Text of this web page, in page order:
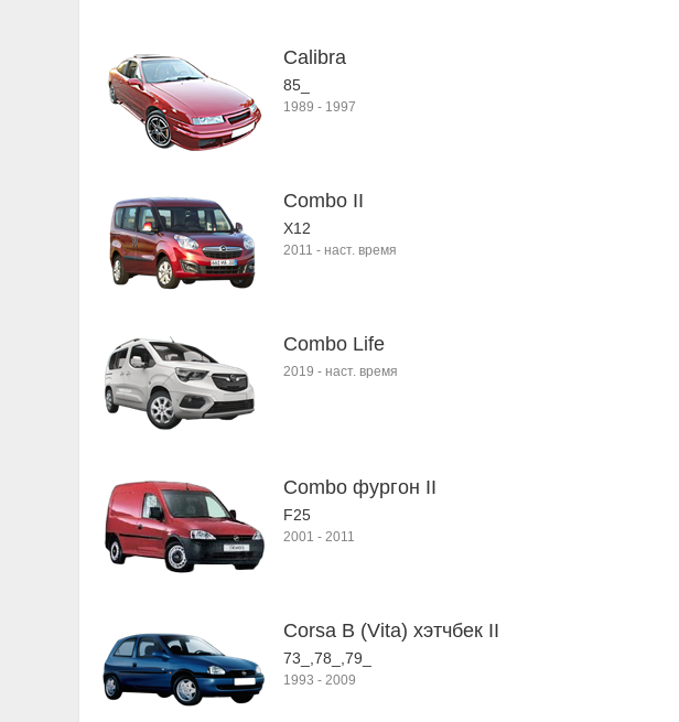
Calibra
85_
1989 - 1997
Combo II
X12
2011 - наст. время
Combo Life
2019 - наст. время
Combo фургон II
F25
2001 - 2011
Corsa B (Vita) хэтчбек II
73_,78_,79_
1993 - 2009